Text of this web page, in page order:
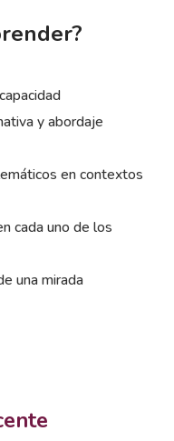
y abordaje
en contextos
cada uno de los
una mirada